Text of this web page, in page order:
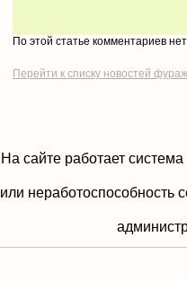
По этой статье комментариев
Перейти к списку новостей
На сайте работает
или неработоспособность